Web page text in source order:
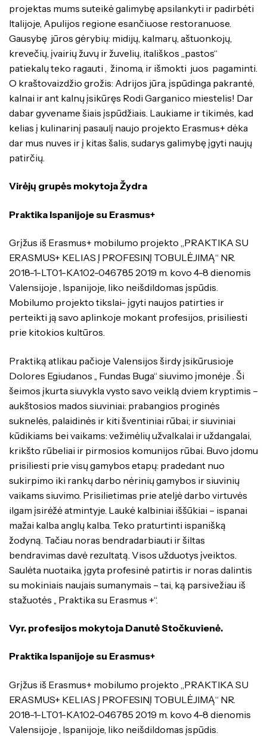
projektas mums suteikė galimybę apsilankyti ir padirbėti
Italijoje, Apulijos regione esančiuose restoranuose.
Gausybę jūros gėrybių: midijų, kalmarų, aštuonkojų,
krevečių, įvairių žuvų ir žuvelių, itališkos „pastos“
patiekalų teko ragauti , žinoma, ir išmokti juos pagaminti.
O kraštovaizdžio grožis: Adrijos jūra, įspūdinga pakrantė,
kalnai ir ant kalnų įsikūręs Rodi Garganico miestelis! Dar
dabar gyvename šiais įspūdžiais. Laukiame ir tikimės, kad
kelias į kulinarinį pasaulį naujo projekto Erasmus+ dėka
dar mus nuves ir į kitas šalis, sudarys galimybę įgyti naujų
patirčių.
Virėjų grupės mokytoja Žydra
Praktika Ispanijoje su Erasmus+
Grįžus iš Erasmus+ mobilumo projekto „PRAKTIKA SU
ERASMUS+ KELIAS Į PROFESINĮ TOBULĖJIMĄ“ NR.
2018-1-LT01-KA102-046785 2019 m. kovo 4-8 dienomis
Valensijoje , Ispanijoje, liko neišdildomas įspūdis.
Mobilumo projekto tikslai- įgyti naujos patirties ir
perteikti ją savo aplinkoje mokant profesijos, prisiliesti
prie kitokios kultūros.
Praktiką atlikau pačioje Valensijos širdy įsikūrusioje
Dolores Egiudanos ,, Fundas Buga“ siuvimo įmonėje . Ši
šeimos įkurta siuvykla vysto savo veiklą dviem kryptimis –
aukštosios mados siuviniai: prabangios proginės
suknelės, palaidinės ir kiti šventiniai rūbai; ir siuviniai
kūdikiams bei vaikams: vežimėlių užvalkalai ir uždangalai,
krikšto rūbeliai ir pirmosios komunijos rūbai. Buvo įdomu
prisiliesti prie visų gamybos etapų: pradedant nuo
sukirpimo iki rankų darbo nėrinių gamybos ir siuvinių
vaikams siuvimo. Prisilietimas prie ateljė darbo virtuvės
ilgam įsirėžė atmintyje. Laukė kalbiniai iššūkiai – ispanai
mažai kalba anglų kalba. Teko praturtinti ispanišką
žodyną. Tačiau noras bendradarbiauti ir šiltas
bendravimas davė rezultatą. Visos užduotys įveiktos.
Saulėta nuotaika, įgyta profesinė patirtis ir noras dalintis
su mokiniais naujais sumanymais – tai, ką parsivežiau iš
stažuotės ,, Praktika su Erasmus +“.
Vyr. profesijos mokytoja Danutė Stočkuvienė.
Praktika Ispanijoje su Erasmus+
Grįžus iš Erasmus+ mobilumo projekto „PRAKTIKA SU
ERASMUS+ KELIAS Į PROFESINĮ TOBULĖJIMĄ“ NR.
2018-1-LT01-KA102-046785 2019 m. kovo 4-8 dienomis
Valensijoje , Ispanijoje, liko neišdildomas įspūdis.